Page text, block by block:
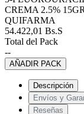
CREMA 2.5% 15GR
QUIFARMA
54.422,01 Bs.S
Total del Pack
--
AÑADIR PACK
Descripción
Envíos y
Reseñas